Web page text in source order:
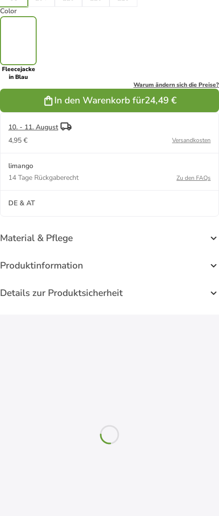
Color
Fleecejacke
in Blau
Warum ändern sich die Preise?
In den Warenkorb für24,49 €
10. - 11. August
4,95 €
Versandkosten
limango
14 Tage Rückgaberecht
Zu den FAQs
DE & AT
Material & Pflege
Produktinformation
Details zur Produktsicherheit